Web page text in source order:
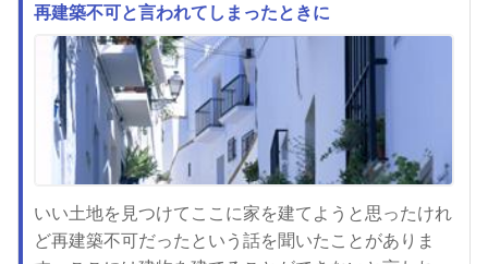
のかを施工前に確認できます。工事についてわからな
い事があれば、サイト内のフォームから遠慮無く連絡
できるシステムがあります...
再建築不可と言われてしまったときに
いい土地を見つけてここに家を建てようと思ったけれ
ど再建築不可だったという話を聞いたことがありま